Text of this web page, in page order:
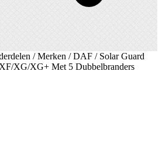
/Merken /DAF / Solar Guard
XG/XG+ Met 5 Dubbelbranders